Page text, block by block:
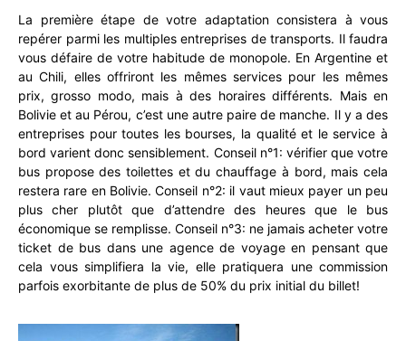
La première étape de votre adaptation consistera à vous
repérer parmi les multiples entreprises de transports. Il faudra
vous défaire de votre habitude de monopole. En Argentine et
au Chili, elles offriront les mêmes services pour les mêmes
prix, grosso modo, mais à des horaires différents. Mais en
Bolivie et au Pérou, c’est une autre paire de manche. Il y a des
entreprises pour toutes les bourses, la qualité et le service à
bord varient donc sensiblement. Conseil n°1: vérifier que votre
bus propose des toilettes et du chauffage à bord, mais cela
restera rare en Bolivie. Conseil n°2: il vaut mieux payer un peu
plus cher plutôt que d’attendre des heures que le bus
économique se remplisse. Conseil n°3: ne jamais acheter votre
ticket de bus dans une agence de voyage en pensant que
cela vous simplifiera la vie, elle pratiquera une commission
parfois exorbitante de plus de 50% du prix initial du billet!